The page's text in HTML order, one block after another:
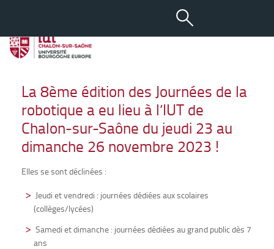
aA - +
04 OCT 2022
Les Journées de la Robotique
La 8ème édition des Journées de la
robotique a eu lieu à l’IUT de
Chalon-sur-Saône du jeudi 23 au
dimanche 26 novembre 2023 !
Elles se sont déclinées :
Jeudi et vendredi : journées dédiées aux scolaires
(collèges/lycées)
Samedi et dimanche : journées dédiées au grand public dès 7
ans